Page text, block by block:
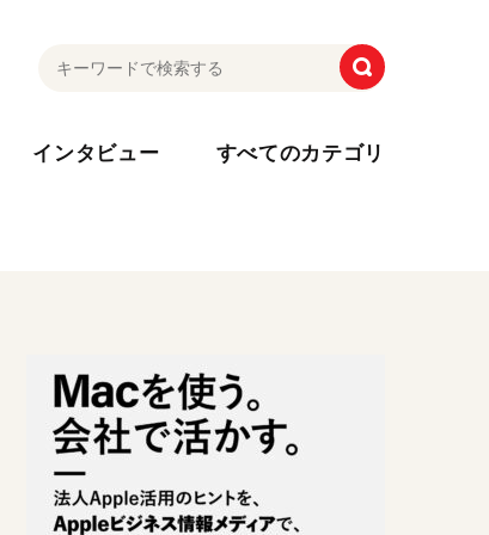
インタビュー すべてのカテゴリ